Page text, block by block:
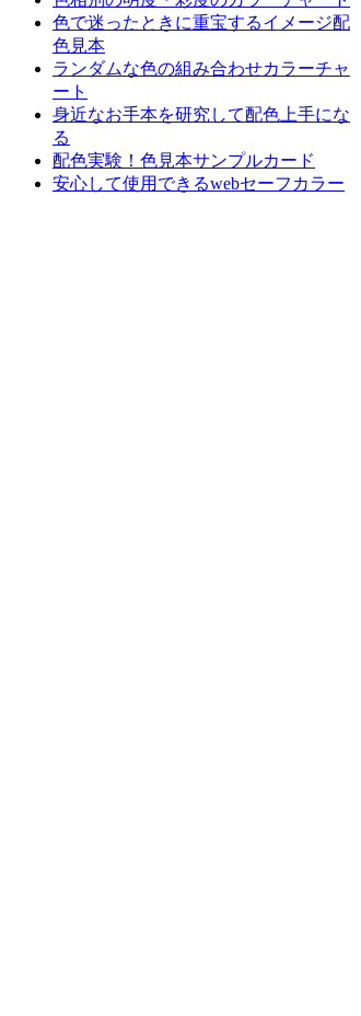
色で迷ったときに重宝するイメージ配
色見本
ランダムな色の組み合わせカラーチャ
ート
身近なお手本を研究して配色上手にな
る
配色実験！色見本サンプルカード
安心して使用できるwebセーフカラー